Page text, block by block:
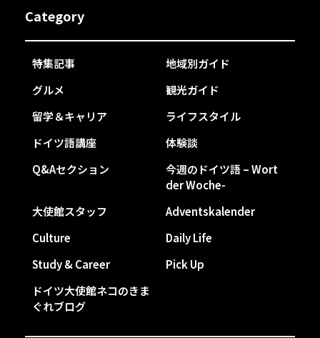
Category
特集記事
地域別ガイド
グルメ
観光ガイド
留学＆キャリア
ライフスタイル
ドイツ語講座
体験談
Q&Aセクション
今週のドイツ語 – Wort
der Woche-
大使館スタッフ
Adventskalender
Culture
Daily Life
Study & Career
Pick Up
ドイツ大使館ネコのきま
ぐれブログ